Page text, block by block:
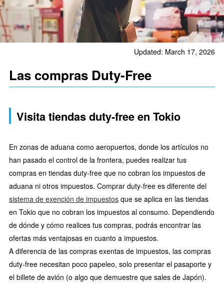
Updated: March 17, 2026
Las compras Duty-Free
Visita tiendas duty-free en Tokio
En zonas de aduana como aeropuertos, donde los artículos no
han pasado el control de la frontera, puedes realizar tus
compras en tiendas duty-free que no cobran los impuestos de
aduana ni otros impuestos. Comprar duty-free es diferente del
sistema de exención de impuestos que se aplica en las tiendas
en Tokio que no cobran los impuestos al consumo. Dependiendo
de dónde y cómo realices tus compras, podrás encontrar las
ofertas más ventajosas en cuanto a impuestos.
A diferencia de las compras exentas de impuestos, las compras
duty-free necesitan poco papeleo, solo presentar el pasaporte y
el billete de avión (o algo que demuestre que sales de Japón).